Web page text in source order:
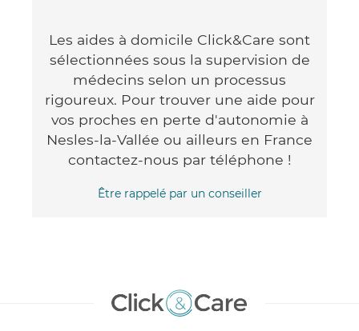
Les aides à domicile Click&Care sont
sélectionnées sous la supervision de
médecins selon un processus
rigoureux. Pour trouver une aide pour
vos proches en perte d'autonomie à
Nesles-la-Vallée ou ailleurs en France
contactez-nous par téléphone !
Être rappelé par un conseiller